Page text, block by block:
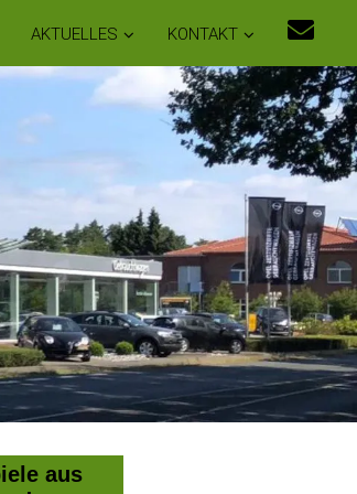
AKTUELLES KONTAKT
aus